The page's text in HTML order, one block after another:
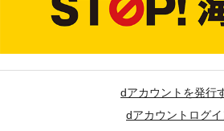
dアカウントを発行
dアカウントログイ